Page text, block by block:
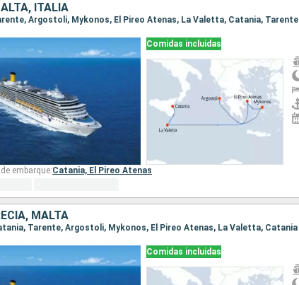
ITALIA
Argostoli, Mykonos, El Pireo Atenas, La Valetta, Catania, Tarente
Comidas incluidas
embarque:Catania, El Pireo Atenas
MALTA
Tarente, Argostoli, Mykonos, El Pireo Atenas, La Valetta, Catania
Comidas incluidas